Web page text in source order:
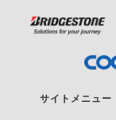
サイトメニュー